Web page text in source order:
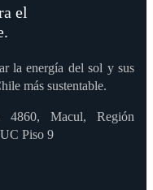
el
la energía del sol y sus
más sustentable.
4860, Macul, Región
Piso 9